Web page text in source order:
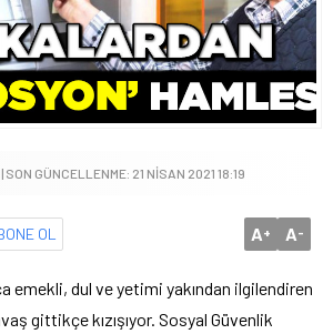
SON GÜNCELLENME: 21 NISAN 2021 18:19
OL A+ A-
emekli, dul ve yetimi yakından ilgilendiren
gittikçe kızışıyor. Sosyal Güvenlik